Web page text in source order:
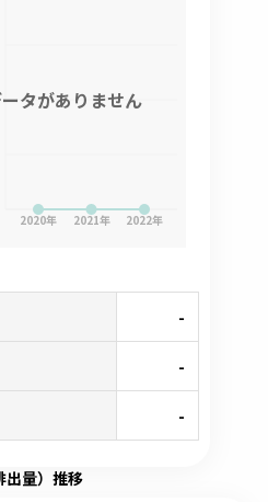
2020年 2021年 2022年
タがありません
-
-
-
出量）推移